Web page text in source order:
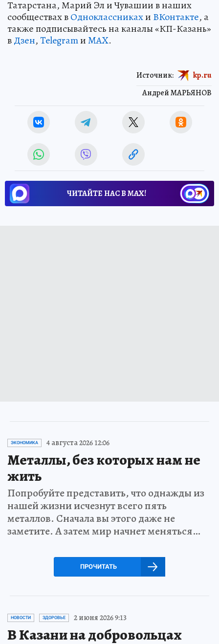
Татарстана, Марий Эл и Чувашии в наших
сообществах вОдноклассникахи ВКонтакте, а
также подписывайтесь на каналы «КП-Казань»
вДзен,TelegramиMAX.
Андрей МАРЬЯНОВ
Источник: kp.ru
ЧИТАЙТЕ НАС В МАХ!
ЭКОНОМИКА 4 августа 2026 12:06
Металлы, без которых нам не
жить
Попробуйте представить, что однажды из
нашей жизни исчезнут всего пять
металлов. Сначала вы этого даже не
заметите. А затем мир начнет меняться…
ПРОЧИТАТЬ
НОВОСТИ ЗДОРОВЬЕ 2 июня 2026 9:13
В Казани на добровольцах